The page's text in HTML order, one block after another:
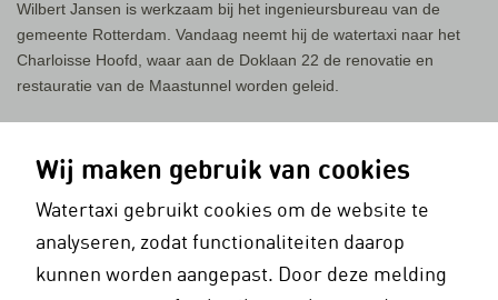
Wilbert Jansen is werkzaam bij het ingenieursbureau van de
gemeente Rotterdam. Vandaag neemt hij de watertaxi naar het
Charloisse Hoofd, waar aan de Doklaan 22 de renovatie en
restauratie van de Maastunnel worden geleid.
Bibberen
een jaar of twintig geleden nog hoe koud het kan zijn op de
Nieuwe Maas Het ingenieursbureau was directievoerder bij de
aanleg van de Erasmusbrug en we waren dagelijks op de rivier
om de bouw te begeleiden. Drie jaar lang. Stond je daar te
Wij maken gebruik van cookies
Watertaxi gebruikt cookies om de website te
analyseren, zodat functionaliteiten daarop
kunnen worden aangepast. Door deze melding